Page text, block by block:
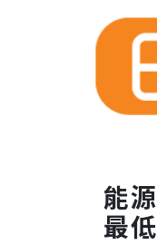
能
最